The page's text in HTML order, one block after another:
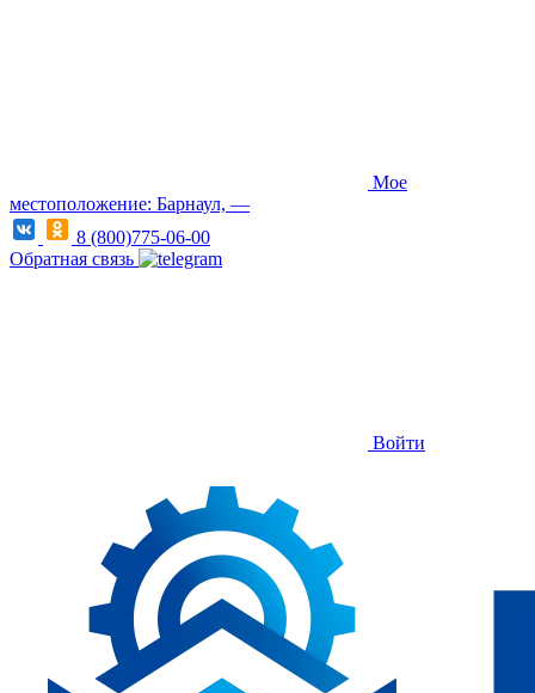
Мое
местоположение: Барнаул, —
8 (800)775-06-00
Обратная связь
Войти